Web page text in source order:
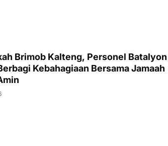
Brimob Kalteng, Personel Batalyon
Kebahagiaan Bersama Jamaah